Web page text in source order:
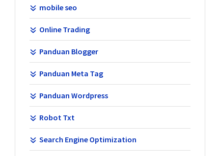
mobile seo
Online Trading
Panduan Blogger
Panduan Meta Tag
Panduan Wordpress
Robot Txt
Search Engine Optimization